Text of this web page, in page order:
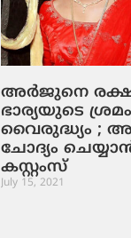
അര്‍ജുനെ
ഭാര്യയുടെ
വൈരുദ്ധ്യം ;
ചോദ്യം ചെയ്യാന്‍
കസ്റ്റംസ്
July 15, 2021